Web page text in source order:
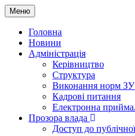
Меню
Головна
Новини
Адміністрація
Керівництво
Структура
Виконання норм
Кадрові питання
Електронна
Прозора влада
Доступ до